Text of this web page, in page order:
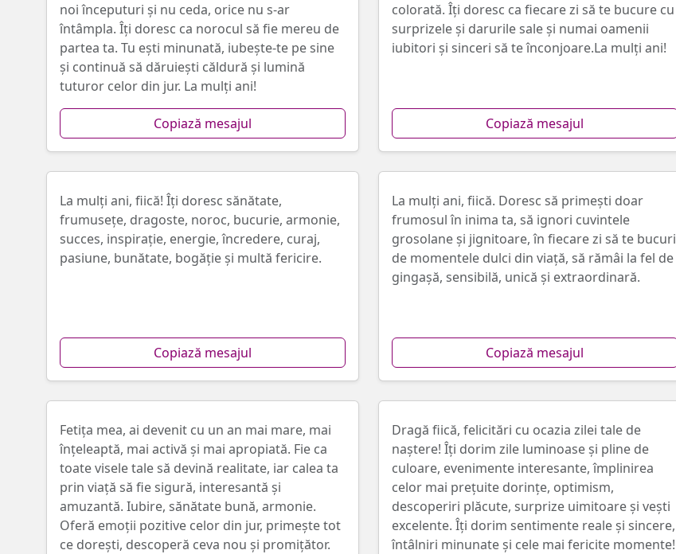
noi începuturi și nu ceda, orice nu s-ar
întâmpla. Îți doresc ca norocul să fie mereu de
partea ta. Tu ești minunată, iubește-te pe sine
și continuă să dăruiești căldură și lumină
tuturor celor din jur. La mulți ani!
Copiază mesajul
colorată. Îți doresc ca fiecare zi să te bucure cu
surprizele și darurile sale și numai oamenii
iubitori și sinceri să te înconjoare.La mulți ani!
Copiază mesajul
La mulți ani, fiică! Îți doresc sănătate,
frumusețe, dragoste, noroc, bucurie, armonie,
succes, inspirație, energie, încredere, curaj,
pasiune, bunătate, bogăție și multă fericire.
Copiază mesajul
La mulți ani, fiică. Doresc să primești doar
frumosul în inima ta, să ignori cuvintele
grosolane și jignitoare, în fiecare zi să te bucuri
de momentele dulci din viață, să rămâi la fel de
gingașă, sensibilă, unică și extraordinară.
Copiază mesajul
Fetița mea, ai devenit cu un an mai mare, mai
înțeleaptă, mai activă și mai apropiată. Fie ca
toate visele tale să devină realitate, iar calea ta
prin viață să fie sigură, interesantă și
amuzantă. Iubire, sănătate bună, armonie.
Oferă emoții pozitive celor din jur, primește tot
ce dorești, descoperă ceva nou și promițător.
Dragă fiică, felicitări cu ocazia zilei tale de
naștere! Îți dorim zile luminoase și pline de
culoare, evenimente interesante, împlinirea
celor mai prețuite dorințe, optimism,
descoperiri plăcute, surprize uimitoare și vești
excelente. Îți dorim sentimente reale și sincere,
întâlniri minunate și cele mai fericite momente!